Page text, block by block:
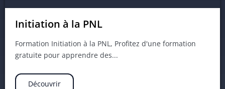
Initiation à la PNL
Formation Initiation à la PNL, Profitez d'une formation
gratuite pour apprendre des...
Découvrir